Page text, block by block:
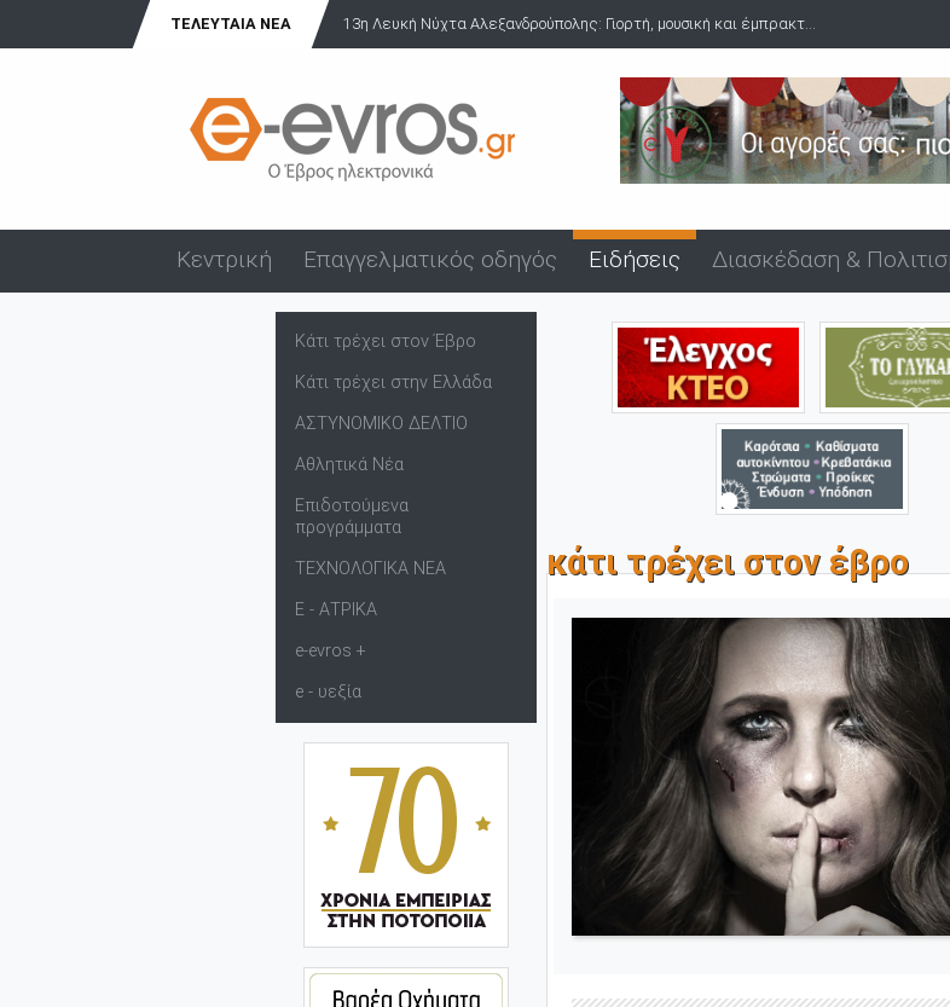
ΤΕΛΕΥΤΑΊΑ ΝΈΑ 13η Λευκή Νύχτα Αλεξανδρούπολης: Γιορτή, μουσική και έμπρακτ... Δύο
Κεντρική Επαγγελματικός οδηγός Ειδήσεις Διασκέδαση &
Κάτι τρέχει στον Έβρο
Κάτι τρέχει στην Ελλάδα
ΑΣΤΥΝΟΜΙΚΟ ΔΕΛΤΙΟ
Αθλητικά Νέα
Επιδοτούμενα
προγράμματα
ΤΕΧΝΟΛΟΓΙΚΑ ΝΕΑ
Ε - ΑΤΡΙΚΑ
e-evros +
e - υεξία
κάτι τρέχει στον έβρο